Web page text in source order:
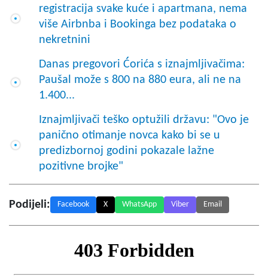
registracija svake kuće i apartmana, nema
više Airbnba i Bookinga bez podataka o
nekretnini
Danas pregovori Ćorića s iznajmljivačima:
Paušal može s 800 na 880 eura, ali ne na
1.400...
Iznajmljivači teško optužili državu: "Ovo je
panično otimanje novca kako bi se u
predizbornoj godini pokazale lažne
pozitivne brojke"
Podijeli: Facebook X WhatsApp Viber Email